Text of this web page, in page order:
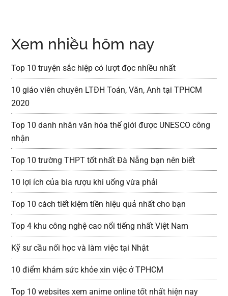
Xem nhiều hôm nay
Top 10 truyện sắc hiệp có lượt đọc nhiều nhất
10 giáo viên chuyên LTĐH Toán, Văn, Anh tại TPHCM
2020
Top 10 danh nhân văn hóa thế giới được UNESCO công
nhận
Top 10 trường THPT tốt nhất Đà Nẵng bạn nên biết
10 lợi ích của bia rượu khi uống vừa phải
Top 10 cách tiết kiệm tiền hiệu quả nhất cho bạn
Top 4 khu công nghệ cao nổi tiếng nhất Việt Nam
Kỹ sư cầu nối học và làm việc tại Nhật
10 điểm khám sức khỏe xin việc ở TPHCM
Top 10 websites xem anime online tốt nhất hiện nay